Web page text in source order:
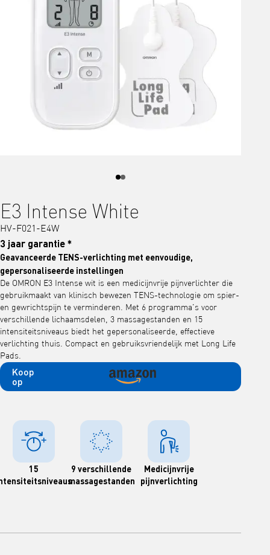
E3 Intense White
HV-F021-E4W
3 jaar garantie *
Geavanceerde TENS-verlichting met eenvoudige,
gepersonaliseerde instellingen
De OMRON E3 Intense wit is een medicijnvrije pijnverlichter die
gebruikmaakt van klinisch bewezen TENS-technologie om spier-
en gewrichtspijn te verminderen. Met 6 programma's voor
verschillende lichaamsdelen, 3 massagestanden en 15
intensiteitsniveaus biedt het gepersonaliseerde, effectieve
verlichting thuis. Compact en gebruiksvriendelijk met Long Life
Pads.
Koop
op
15
9 verschillende
massagestanden
Medicijnvrije
pijnverlichting